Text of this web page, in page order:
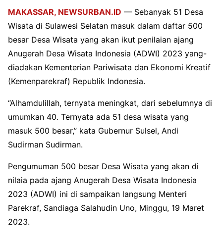
MAKASSAR, NEWSURBAN.ID — Sebanyak 51 Desa
Wisata di Sulawesi Selatan masuk dalam daftar 500
besar Desa Wisata yang akan ikut penilaian ajang
Anugerah Desa Wisata Indonesia (ADWI) 2023 yang-
diadakan Kementerian Pariwisata dan Ekonomi Kreatif
(Kemenparekraf) Republik Indonesia.
“Alhamdulillah, ternyata meningkat, dari sebelumnya di
umumkan 40. Ternyata ada 51 desa wisata yang
masuk 500 besar,” kata Gubernur Sulsel, Andi
Sudirman Sudirman.
Pengumuman 500 besar Desa Wisata yang akan di
nilaia pada ajang Anugerah Desa Wisata Indonesia
2023 (ADWI) ini di sampaikan langsung Menteri
Parekraf, Sandiaga Salahudin Uno, Minggu, 19 Maret
2023.